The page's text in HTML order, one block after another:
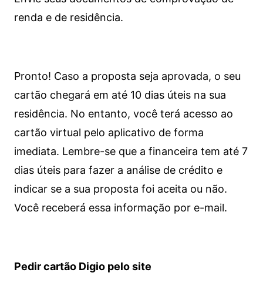
renda e de residência.
Pronto! Caso a proposta seja aprovada, o seu
cartão chegará em até 10 dias úteis na sua
residência. No entanto, você terá acesso ao
cartão virtual pelo aplicativo de forma
imediata. Lembre-se que a financeira tem até 7
dias úteis para fazer a análise de crédito e
indicar se a sua proposta foi aceita ou não.
Você receberá essa informação por e-mail.
Pedir cartão Digio pelo site